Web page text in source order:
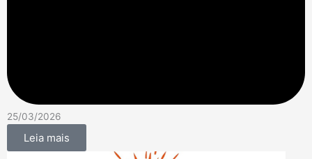
25/03/2026
Leia mais